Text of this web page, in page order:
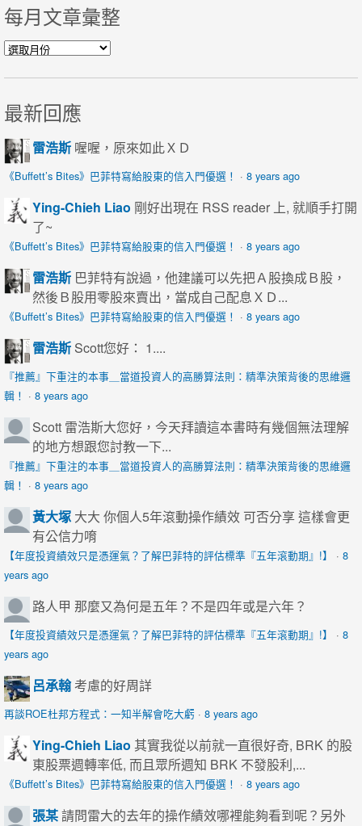
每月文章彙整
每月文章彙整
最新回應
雷浩斯 喔喔，原來如此ＸＤ
《Buffett’s Bites》巴菲特寫給股東的信入門優選！ · 8 years ago
Ying-Chieh Liao 剛好出現在 RSS reader 上, 就順手打開
了~
《Buffett’s Bites》巴菲特寫給股東的信入門優選！ · 8 years ago
雷浩斯 巴菲特有說過，他建議可以先把Ａ股換成Ｂ股，
然後Ｂ股用零股來賣出，當成自己配息ＸＤ...
《Buffett’s Bites》巴菲特寫給股東的信入門優選！ · 8 years ago
雷浩斯 Scott您好： 1....
『推薦』下重注的本事＿當道投資人的高勝算法則：精準決策背後的思維邏
輯！ · 8 years ago
Scott 雷浩斯大您好，今天拜讀這本書時有幾個無法理解
的地方想跟您討教一下...
『推薦』下重注的本事＿當道投資人的高勝算法則：精準決策背後的思維邏
輯！ · 8 years ago
黃大塚 大大 你個人5年滾動操作績效 可否分享 這樣會更
有公信力唷
【年度投資績效只是憑運氣？了解巴菲特的評估標準『五年滾動期』!】 · 8
years ago
路人甲 那麼又為何是五年？不是四年或是六年？
【年度投資績效只是憑運氣？了解巴菲特的評估標準『五年滾動期』!】 · 8
years ago
呂承翰考慮的好周詳
再談ROE杜邦方程式：一知半解會吃大虧 · 8 years ago
Ying-Chieh Liao 其實我從以前就一直很好奇, BRK 的股
東股票週轉率低, 而且眾所週知 BRK 不發股利,...
《Buffett’s Bites》巴菲特寫給股東的信入門優選！ · 8 years ago
張某請問雷大的去年的操作績效哪裡能夠看到呢？另外